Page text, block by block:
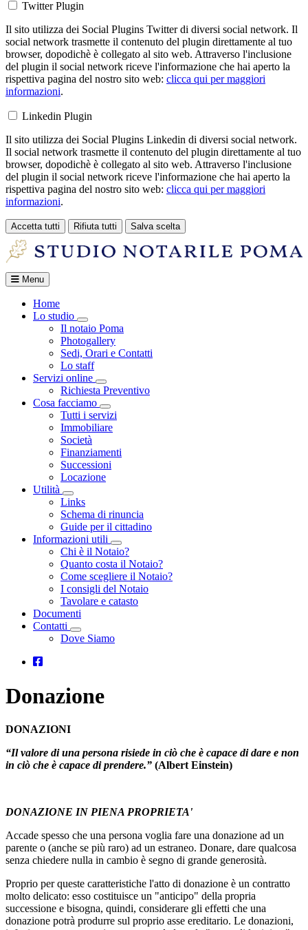
Twitter Plugin
Il sito utilizza dei Social Plugins Twitter di diversi social network. Il
social network trasmette il contenuto del plugin direttamente al tuo
browser, dopodichè è collegato al sito web. Attraverso l'inclusione
del plugin il social network riceve l'informazione che hai aperto la
rispettiva pagina del nostro sito web: clicca qui per maggiori
informazioni.
Linkedin Plugin
Il sito utilizza dei Social Plugins Linkedin di diversi social network.
Il social network trasmette il contenuto del plugin direttamente al tuo
browser, dopodichè è collegato al sito web. Attraverso l'inclusione
del plugin il social network riceve l'informazione che hai aperto la
rispettiva pagina del nostro sito web: clicca qui per maggiori
informazioni.
Accetta tutti Rifiuta tutti Salva scelta
Loading...
Menu
Home
Lo studio
Toggle Dropdown
Il notaio Poma
Photogallery
Sedi, Orari e Contatti
Lo staff
Servizi online
Toggle Dropdown
Richiesta Preventivo
Cosa facciamo
Toggle Dropdown
Tutti i servizi
Immobiliare
Società
Finanziamenti
Successioni
Locazione
Utilità
Toggle Dropdown
Links
Schema di rinuncia
Guide per il cittadino
Informazioni utili
Toggle Dropdown
Chi è il Notaio?
Quanto costa il Notaio?
Come scegliere il Notaio?
I consigli del Notaio
Tavolare e catasto
Documenti
Contatti
Toggle Dropdown
Dove Siamo
Donazione
DONAZIONI
“Il valore di una persona risiede in ciò che è capace di dare e non
in ciò che è capace di prendere.” (Albert Einstein)
DONAZIONE IN PIENA PROPRIETA'
Accade spesso che una persona voglia fare una donazione ad un
parente o (anche se più raro) ad un estraneo. Donare, dare qualcosa
senza chiedere nulla in cambio è segno di grande generosità.
Proprio per queste caratteristiche l'atto di donazione è un contratto
molto delicato: esso costituisce un "anticipo" della propria
successione e bisogna, quindi, considerare gli effetti che una
donazione potrà produrre sul proprio asse ereditario. Le donazioni,